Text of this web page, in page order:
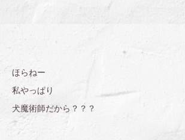
ほらねー
私やっぱり
犬魔術師だから？？？